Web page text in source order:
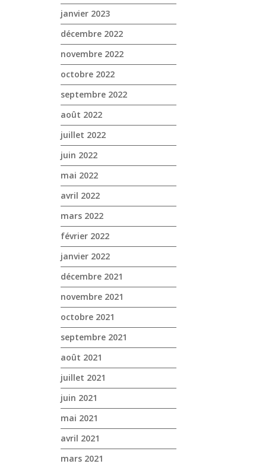
janvier 2023
décembre 2022
novembre 2022
octobre 2022
septembre 2022
août 2022
juillet 2022
juin 2022
mai 2022
avril 2022
mars 2022
février 2022
janvier 2022
décembre 2021
novembre 2021
octobre 2021
septembre 2021
août 2021
juillet 2021
juin 2021
mai 2021
avril 2021
mars 2021